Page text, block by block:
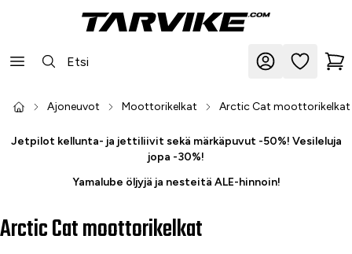
Ajoneuvot Moottorikelkat Arctic Cat moottorikelkat
Jetpilot kellunta- ja jettiliivit sekä märkäpuvut -50%! Vesileluja
jopa -30%!
Yamalube öljyjä ja nesteitä ALE-hinnoin!
Arctic Cat moottorikelkat